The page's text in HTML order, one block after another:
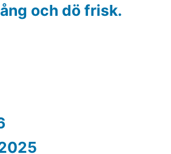
och dö frisk.